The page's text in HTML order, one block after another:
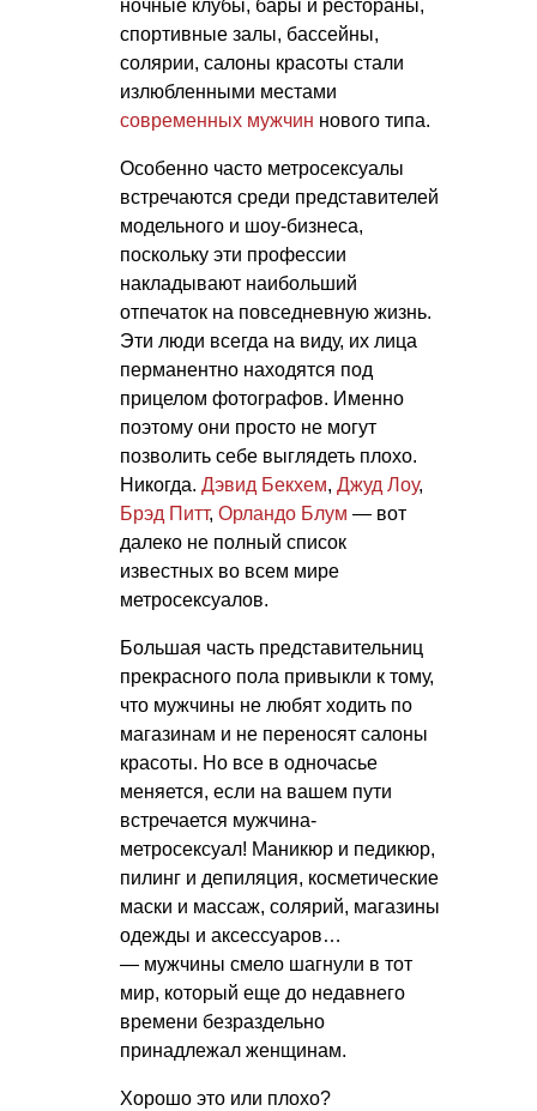
ночные клубы, бары и рестораны,
спортивные залы, бассейны,
солярии, салоны красоты стали
излюбленными местами
современных мужчин нового типа.
Особенно часто метросексуалы
встречаются среди представителей
модельного и шоу-бизнеса,
поскольку эти профессии
накладывают наибольший
отпечаток на повседневную жизнь.
Эти люди всегда на виду, их лица
перманентно находятся под
прицелом фотографов. Именно
поэтому они просто не могут
позволить себе выглядеть плохо.
Никогда. Дэвид Бекхем, Джуд Лоу,
Брэд Питт, Орландо Блум — вот
далеко не полный список
известных во всем мире
метросексуалов.
Большая часть представительниц
прекрасного пола привыкли к тому,
что мужчины не любят ходить по
магазинам и не переносят салоны
красоты. Но все в одночасье
меняется, если на вашем пути
встречается мужчина-
метросексуал! Маникюр и педикюр,
пилинг и депиляция, косметические
маски и массаж, солярий, магазины
одежды и аксессуаров…
— мужчины смело шагнули в тот
мир, который еще до недавнего
времени безраздельно
принадлежал женщинам.
Хорошо это или плохо?